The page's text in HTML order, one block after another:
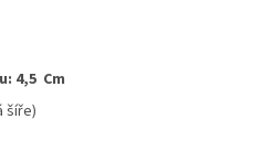
4,5 Cm
šíře)